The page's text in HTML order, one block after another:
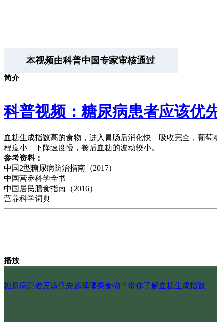
本视频由科普中国专家审核通过
简介
科普视频：糖尿病患者应该优
血糖生成指数高的食物，进入胃肠后消化快，吸收完全，葡
程度小，下降速度慢，餐后血糖的波动较小。
参考资料：
中国2型糖尿病防治指南（2017）
中国营养科学全书
中国居民膳食指南（2016）
营养科学词典
播放
糖尿病患者应该优先选择哪类食物？带你了解血糖生成指数